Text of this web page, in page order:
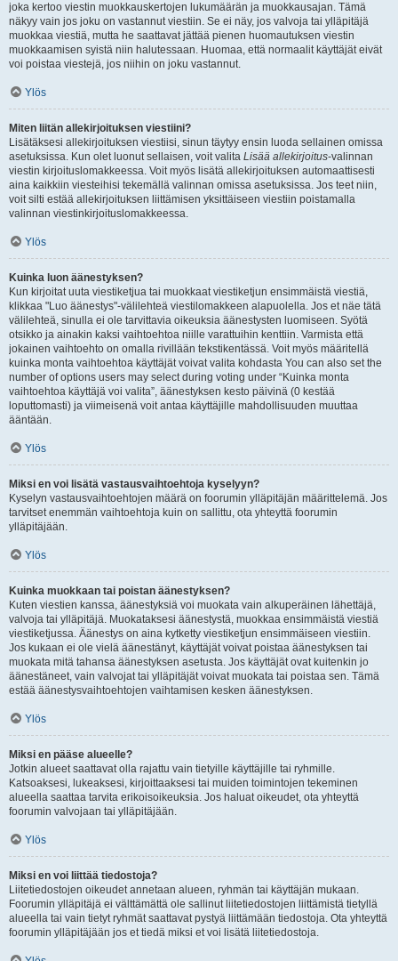
joka kertoo viestin muokkauskertojen lukumäärän ja muokkausajan. Tämä
näkyy vain jos joku on vastannut viestiin. Se ei näy, jos valvoja tai ylläpitäjä
muokkaa viestiä, mutta he saattavat jättää pienen huomautuksen viestin
muokkaamisen syistä niin halutessaan. Huomaa, että normaalit käyttäjät eivät
voi poistaa viestejä, jos niihin on joku vastannut.
Ylös
Miten liitän allekirjoituksen viestiini?
Lisätäksesi allekirjoituksen viestiisi, sinun täytyy ensin luoda sellainen omissa
asetuksissa. Kun olet luonut sellaisen, voit valita Lisää allekirjoitus-valinnan
viestin kirjoituslomakkeessa. Voit myös lisätä allekirjoituksen automaattisesti
aina kaikkiin viesteihisi tekemällä valinnan omissa asetuksissa. Jos teet niin,
voit silti estää allekirjoituksen liittämisen yksittäiseen viestiin poistamalla
valinnan viestinkirjoituslomakkeessa.
Ylös
Kuinka luon äänestyksen?
Kun kirjoitat uuta viestiketjua tai muokkaat viestiketjun ensimmäistä viestiä,
klikkaa "Luo äänestys"-välilehteä viestilomakkeen alapuolella. Jos et näe tätä
välilehteä, sinulla ei ole tarvittavia oikeuksia äänestysten luomiseen. Syötä
otsikko ja ainakin kaksi vaihtoehtoa niille varattuihin kenttiin. Varmista että
jokainen vaihtoehto on omalla rivillään tekstikentässä. Voit myös määritellä
kuinka monta vaihtoehtoa käyttäjät voivat valita kohdasta You can also set the
number of options users may select during voting under “Kuinka monta
vaihtoehtoa käyttäjä voi valita”, äänestyksen kesto päivinä (0 kestää
loputtomasti) ja viimeisenä voit antaa käyttäjille mahdollisuuden muuttaa
ääntään.
Ylös
Miksi en voi lisätä vastausvaihtoehtoja kyselyyn?
Kyselyn vastausvaihtoehtojen määrä on foorumin ylläpitäjän määrittelemä. Jos
tarvitset enemmän vaihtoehtoja kuin on sallittu, ota yhteyttä foorumin
ylläpitäjään.
Ylös
Kuinka muokkaan tai poistan äänestyksen?
Kuten viestien kanssa, äänestyksiä voi muokata vain alkuperäinen lähettäjä,
valvoja tai ylläpitäjä. Muokataksesi äänestystä, muokkaa ensimmäistä viestiä
viestiketjussa. Äänestys on aina kytketty viestiketjun ensimmäiseen viestiin.
Jos kukaan ei ole vielä äänestänyt, käyttäjät voivat poistaa äänestyksen tai
muokata mitä tahansa äänestyksen asetusta. Jos käyttäjät ovat kuitenkin jo
äänestäneet, vain valvojat tai ylläpitäjät voivat muokata tai poistaa sen. Tämä
estää äänestysvaihtoehtojen vaihtamisen kesken äänestyksen.
Ylös
Miksi en pääse alueelle?
Jotkin alueet saattavat olla rajattu vain tietyille käyttäjille tai ryhmille.
Katsoaksesi, lukeaksesi, kirjoittaaksesi tai muiden toimintojen tekeminen
alueella saattaa tarvita erikoisoikeuksia. Jos haluat oikeudet, ota yhteyttä
foorumin valvojaan tai ylläpitäjään.
Ylös
Miksi en voi liittää tiedostoja?
Liitetiedostojen oikeudet annetaan alueen, ryhmän tai käyttäjän mukaan.
Foorumin ylläpitäjä ei välttämättä ole sallinut liitetiedostojen liittämistä tietyllä
alueella tai vain tietyt ryhmät saattavat pystyä liittämään tiedostoja. Ota yhteyttä
foorumin ylläpitäjään jos et tiedä miksi et voi lisätä liitetiedostoja.